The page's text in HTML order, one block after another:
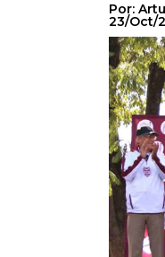
Por:
23/Oct/